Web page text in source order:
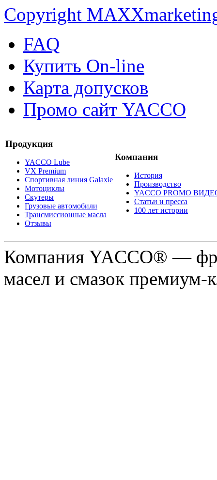
Copyright
FAQ
Купить On-line
Карта допусков
Промо сайт YACCO
Продукция
YACCO Lube
VX Premium
Спортивная линия Galaxie
Мотоциклы
Скутеры
Грузовые автомобили
Трансмиссионные масла
Отзывы
Компания
История
Производство
YACCO PROMO
Статьи и пресса
100 лет истории
Компания YACCO® —
масел и смазок премиум-